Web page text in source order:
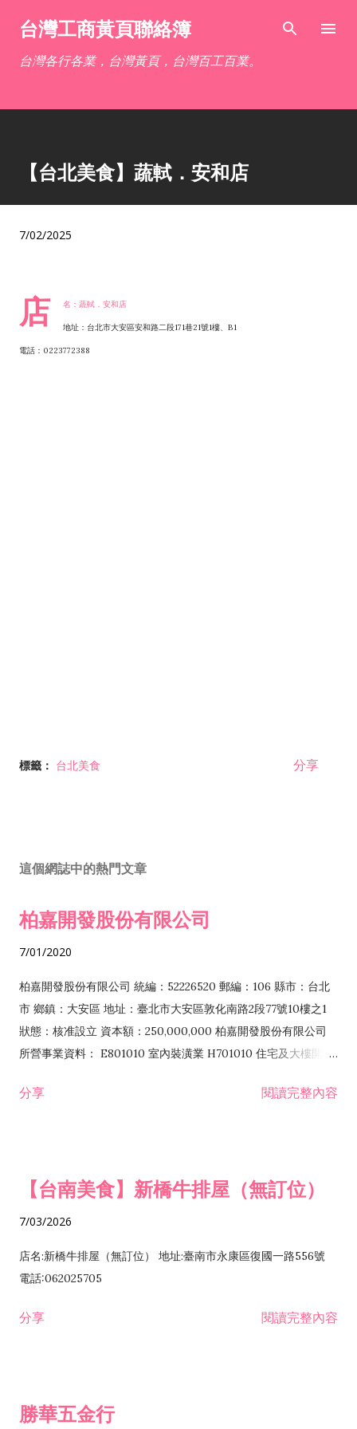
跳到主要內容
台灣工商黃頁聯絡簿
台灣各行各業，台灣黃頁，台灣百工百業。
【台北美食】蔬軾．安和店
7/02/2025
店 名：蔬軾．安和店
地址：台北市大安區安和路二段171巷21號1樓、B1
電話：0223772388
標籤： 台北美食 分享
這個網誌中的熱門文章
柏嘉開發股份有限公司
7/01/2020
柏嘉開發股份有限公司 統編：52226520 郵編：106 縣市：台北
市 鄉鎮：大安區 地址：臺北市大安區敦化南路2段77號10樓之1
狀態：核准設立 資本額：250,000,000 柏嘉開發股份有限公司
所營事業資料： E801010 室內裝潢業 H701010 住宅及大樓開發
發業 H703090 不動產買賣業 H703100 不動產租賃業 I503010
分享 閱讀完整內容
【台南美食】新橋牛排屋（無訂位）
7/03/2026
店名:新橋牛排屋（無訂位） 地址:臺南市永康區復國一路556號
電話:062025705
分享 閱讀完整內容
勝華五金行